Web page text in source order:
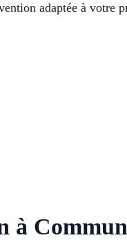
adaptée à votre
à